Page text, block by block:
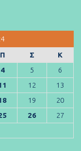
Π Σ
Κ
4 5
6
12
13
19
20
26
27